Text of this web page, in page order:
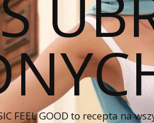
FEEL GOOD to recepta na